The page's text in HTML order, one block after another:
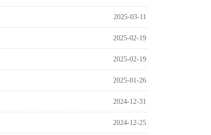
2025-03-11
2025-02-19
2025-02-19
2025-01-26
2024-12-31
2024-12-25